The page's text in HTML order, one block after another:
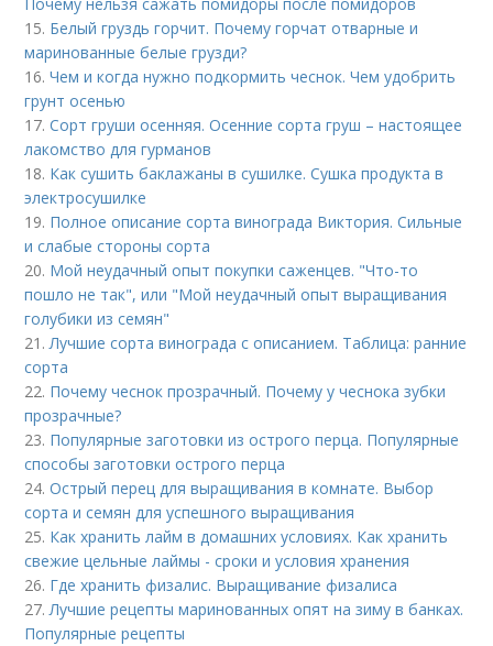
15. Белый груздь горчит. Почему горчат отварные и
маринованные белые грузди?
16.Чем и когда нужно подкормить чеснок. Чем удобрить
грунт осенью
17.Сорт груши осенняя. Осенние сорта груш – настоящее
лакомство для гурманов
18. Как сушить баклажаны в сушилке. Сушка продукта в
электросушилке
19. Полное описание сорта винограда Виктория. Сильные
и слабые стороны сорта
20. Мой неудачный опыт покупки саженцев. "Что-то
пошло не так", или "Мой неудачный опыт выращивания
голубики из семян"
21.Лучшие сорта винограда с описанием. Таблица: ранние
сорта
22. Почему чеснок прозрачный. Почему у чеснока зубки
прозрачные?
23. Популярные заготовки из острого перца. Популярные
способы заготовки острого перца
24.Острый перец для выращивания в комнате. Выбор
сорта и семян для успешного выращивания
25. Как хранить лайм в домашних условиях. Как хранить
свежие цельные лаймы - сроки и условия хранения
26. Где хранить физалис. Выращивание физалиса
27.Лучшие рецепты маринованных опят на зиму в банках.
Популярные рецепты